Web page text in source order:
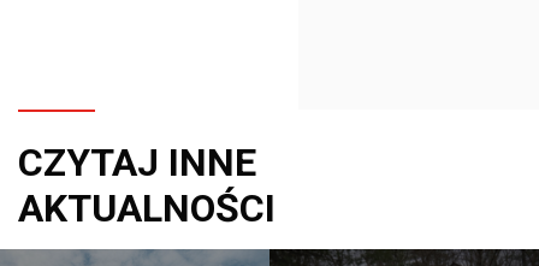
CZYTAJ INNE
AKTUALNOŚCI